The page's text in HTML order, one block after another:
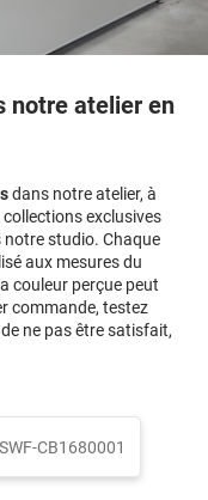
notre atelier en
dans notre atelier, à
exclusives
notre studio. Chaque
aux mesures du
couleur perçue peut
commande, testez
ne pas être satisfait,
SWF-CB1680001